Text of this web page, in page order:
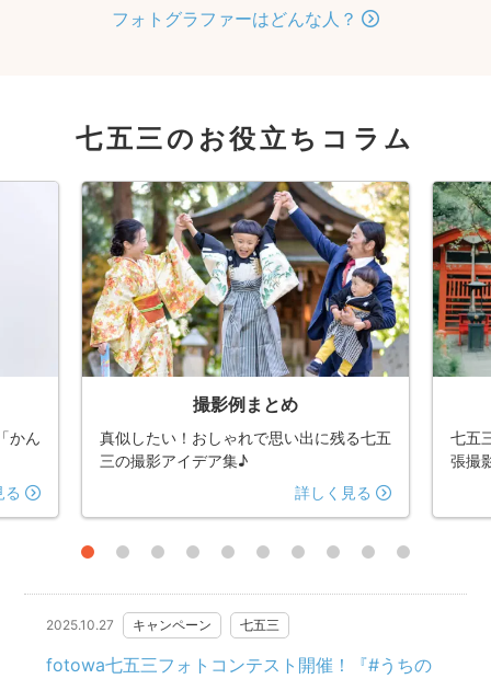
フォトグラファーはどんな人？
七五三のお役立ちコラム
かん
る
撮影例まとめ
真似したい！おしゃれで思い出に残る七五
三の撮影アイデア集♪
詳しく見る
七五
張撮
2025.10.27 キャンペーン 七五三
fotowa七五三フォトコンテスト開催！『#うちの